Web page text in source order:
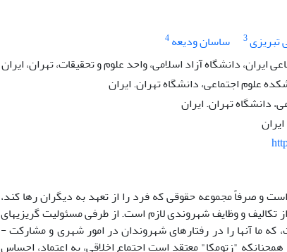
تبریزی3 ساسان ودیعه4
دانشگاه آزاد اسلامی، واحد علوم و تحقیقات، تهران، ایران
علوم اجتماعی، دانشگاه تهران. ایران
دانشگاه تهران. ایران
و صرفاً مجموعه حقوقی که فرد را از تعهد به­ دیگران رها کند،
تکالیف و وظایف شهروندی لازم است. از طرفی مسئولیت ­گریزی­های
شهروندی فرار یا دور زدن­های تکالیف محوله است، که ما آن­ها را در رفتارهای شهروندان در امور شهری و مشارکت ­
"زتومکا" معتقد است اجتماع اخلاقی، به ­اعتماد، احساس